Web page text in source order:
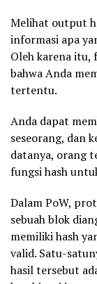
Melihat output
informasi apa
Oleh karena itu,
bahwa Anda
tertentu.
Anda dapat
seseorang, dan
datanya, orang
fungsi hash
Dalam PoW,
sebuah blok
memiliki hash
valid. Satu-
hasil tersebut